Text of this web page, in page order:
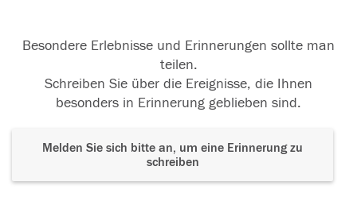
Besondere Erlebnisse und Erinnerungen sollte man
teilen.
Schreiben Sie über die Ereignisse, die Ihnen
besonders in Erinnerung geblieben sind.
Melden Sie sich bitte an, um eine Erinnerung zu
schreiben